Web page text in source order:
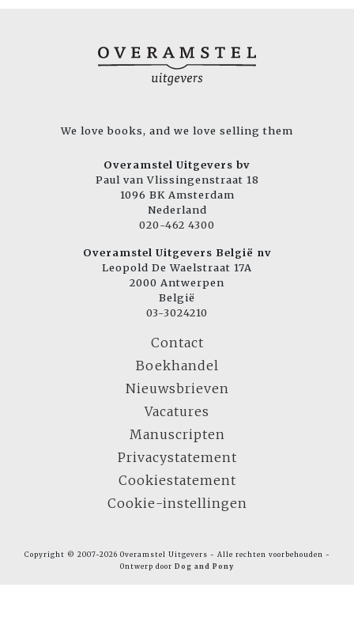
We love books, and we love selling them
Overamstel Uitgevers bv
Paul van Vlissingenstraat 18
1096 BK Amsterdam
Nederland
020-462 4300
Overamstel Uitgevers België nv
Leopold De Waelstraat 17A
2000 Antwerpen
België
03-3024210
Contact
Boekhandel
Nieuwsbrieven
Vacatures
Manuscripten
Privacystatement
Cookiestatement
Cookie-instellingen
Copyright © 2007-2026 Overamstel Uitgevers - Alle rechten voorbehouden -
Ontwerp door Dog and Pony